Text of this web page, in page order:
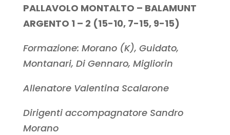
PALLAVOLO MONTALTO – BALAMUNT
ARGENTO 1 – 2 (15-10, 7-15, 9-15)
Formazione: Morano (K), Guidato,
Montanari, Di Gennaro, Migliorin
Allenatore Valentina Scalarone
Dirigenti accompagnatore Sandro
Morano